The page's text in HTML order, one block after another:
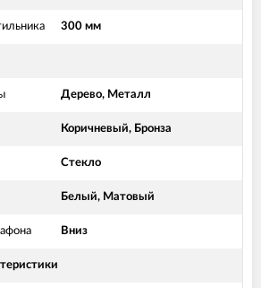
300 мм
Дерево, Металл
Коричневый, Бронза
Стекло
Белый, Матовый
Вниз